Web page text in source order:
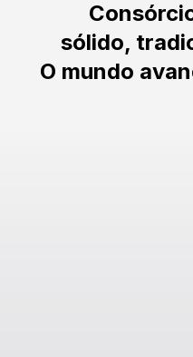
sólido,
O mundo